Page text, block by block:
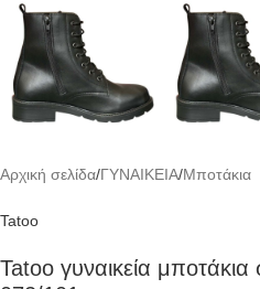
Αρχική σελίδα/ΓΥΝΑΙΚΕΙΑ/Μποτάκια
Tatoo
Tatoo γυναικεία